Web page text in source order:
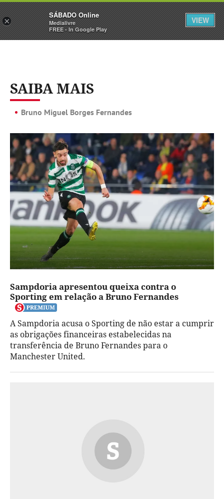
Sábado Assine Iniciar Sessão
SAIBA MAIS
Bruno Miguel Borges Fernandes
Sampdoria apresentou queixa contra o
Sporting em relação a Bruno Fernandes
A Sampdoria acusa o Sporting de não estar a cumprir
as obrigações financeiras estabelecidas na
transferência de Bruno Fernandes para o
Manchester United.
×
SÁBADO Online
Medialivre
FREE - In Google Play
VIEW